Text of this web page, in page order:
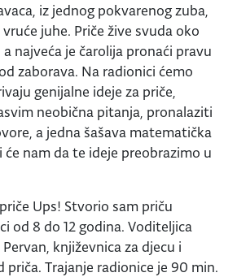
iz jednog pokvarenog zuba,
juhe. Priče žive svuda oko
a najveća je čarolija pronaći pravu
zaborava. Na radionici ćemo
genijalne ideje za priče,
neobična pitanja, pronalaziti
a jedna šašava matematička
nam da te ideje preobrazimo u
Ups! Stvorio sam priču
od 8 do 12 godina. Voditeljica
književnica za djecu i
priča. Trajanje radionice je 90 min.